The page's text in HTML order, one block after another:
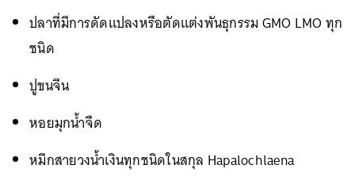
ปลาที่มีการดัดแปลงหรือตัดแต่งพันธุกรรม GMO LMO ทุก
ชนิด
ปูขนจีน
หอยมุกน้ำจืด
หมึกสายวงน้ำเงินทุกชนิดในสกุล Hapalochlaena